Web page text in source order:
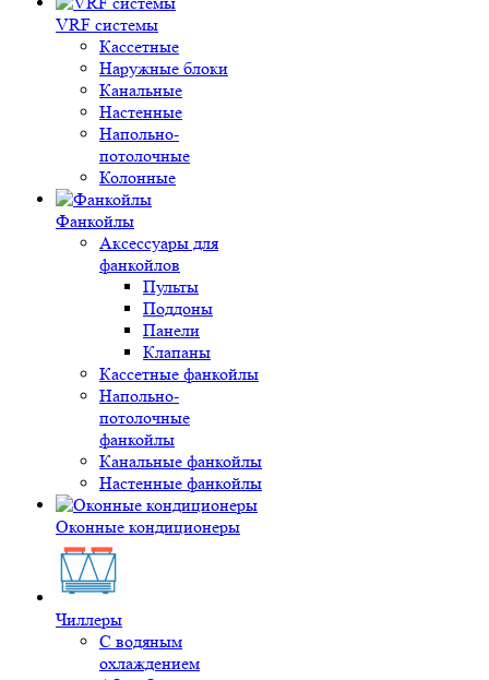
VRF системы
Кассетные
Наружные блоки
Канальные
Настенные
Напольно-
потолочные
Колонные
Фанкойлы
Аксессуары для
фанкойлов
Пульты
Поддоны
Панели
Клапаны
Кассетные фанкойлы
Напольно-
потолочные
фанкойлы
Канальные фанкойлы
Настенные фанкойлы
Оконные кондиционеры
Чиллеры
С водяным
охлаждением